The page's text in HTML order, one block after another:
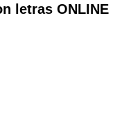
letras ONLINE